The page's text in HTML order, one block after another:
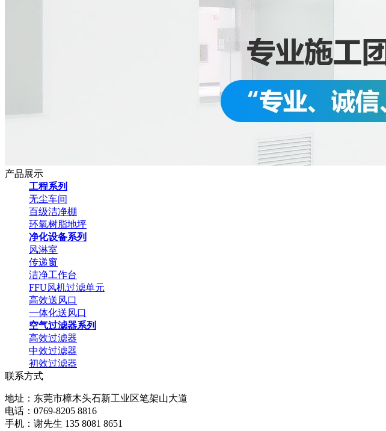
产品展示
工程系列
无尘车间
百级洁净棚
环氧树脂地坪
净化设备系列
风淋室
传递窗
洁净工作台
FFU风机过滤单元
高效送风口
一体化送风口
空气过滤器系列
高效过滤器
中效过滤器
初效过滤器
联系方式
地址：东莞市樟木头石新工业区笔架山大道
电话：0769-8205 8816
手机：谢先生 135 8081 8651